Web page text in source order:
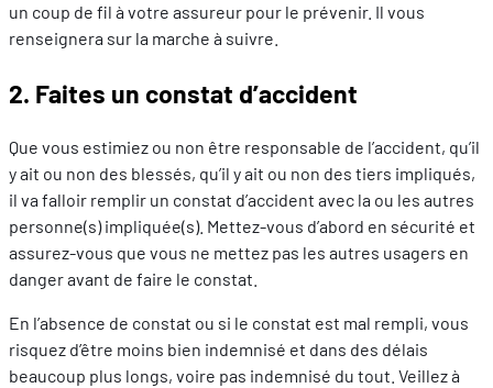
un coup de fil à votre assureur pour le prévenir. Il vous
renseignera sur la marche à suivre.
2. Faites un constat d’accident
Que vous estimiez ou non être responsable de l’accident, qu’il
y ait ou non des blessés, qu’il y ait ou non des tiers impliqués,
il va falloir remplir un constat d’accident avec la ou les autres
personne(s) impliquée(s). Mettez-vous d’abord en sécurité et
assurez-vous que vous ne mettez pas les autres usagers en
danger avant de faire le constat.
En l’absence de constat ou si le constat est mal rempli, vous
risquez d’être moins bien indemnisé et dans des délais
beaucoup plus longs, voire pas indemnisé du tout. Veillez à